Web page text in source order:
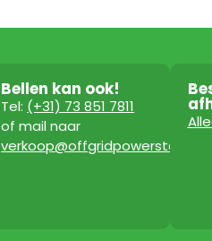
Bellen kan ook!
Tel: (+31) 73 851 7811
of mail naar